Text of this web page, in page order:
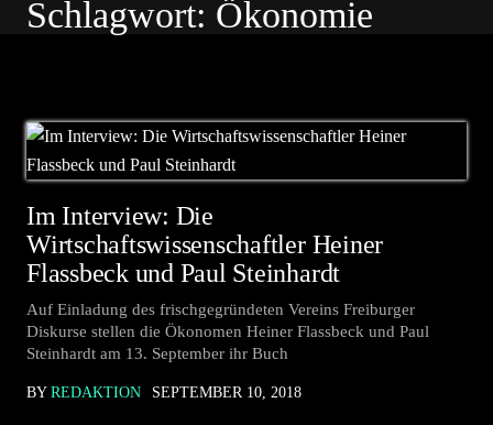
Schlagwort: Ökonomie
Im Interview: Die
Wirtschaftswissenschaftler Heiner
Flassbeck und Paul Steinhardt
Auf Einladung des frischgegründeten Vereins Freiburger
Diskurse stellen die Ökonomen Heiner Flassbeck und Paul
Steinhardt am 13. September ihr Buch
BY REDAKTION SEPTEMBER 10, 2018